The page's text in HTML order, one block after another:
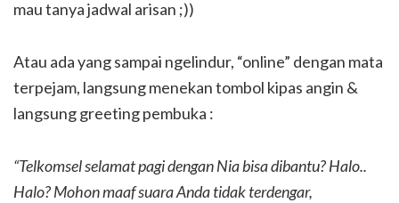
mau tanya jadwal arisan ;))
Atau ada yang sampai ngelindur, “online” dengan mata
terpejam, langsung menekan tombol kipas angin &
langsung greeting pembuka :
“Telkomsel selamat pagi dengan Nia bisa dibantu? Halo..
Halo? Mohon maaf suara Anda tidak terdengar,